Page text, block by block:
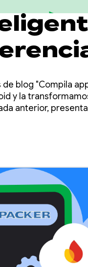
blog "Compila
y la
anterior,